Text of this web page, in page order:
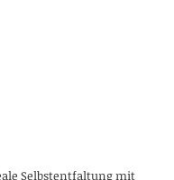
Selbstentfaltung mit